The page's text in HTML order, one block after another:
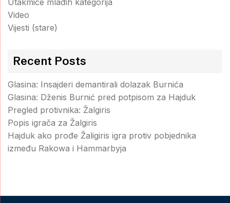
Utakmice mlađih kategorija
Video
Vijesti (stare)
Recent Posts
Glasina: Insajderi demantirali dolazak Burnića
Glasina: Dženis Burnić pred potpisom za Hajduk
Pregled protivnika: Žalgiris
Popis igrača za Žalgiris
Hajduk ako prođe Žaligiris igra protiv pobjednika
između Rakowa i Hammarbyja